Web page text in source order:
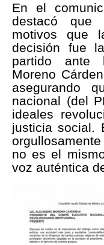
En el
destacó que
motivos que
decisión fue
partido ante
Moreno
asegurando
nacional (del
ideales
justicia social.
no es el
voz auténtica